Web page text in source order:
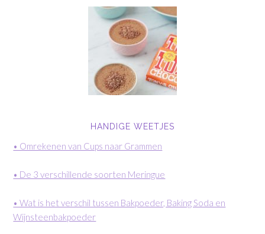
HANDIGE WEETJES
• Omrekenen van Cups naar Grammen
• De 3 verschillende soorten Meringue
• Wat is het verschil tussen Bakpoeder, Baking Soda en
Wijnsteenbakpoeder